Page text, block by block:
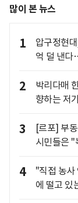
많이 본 뉴스
1
압구정현
억 덜 낸다
2
박리다매
향하는 저
3
[르포] 부
시민들은 "
4
"직접 농
에 떨고 있